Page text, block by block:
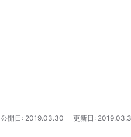
公開日: 2019.03.30 更新日: